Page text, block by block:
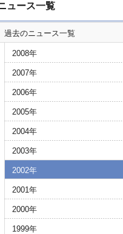
ュース一覧
過去のニュース一覧
2008年
2007年
2006年
2005年
2004年
2003年
2002年
2001年
2000年
1999年